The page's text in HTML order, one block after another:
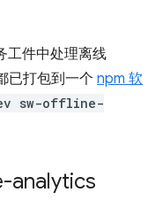
工件中处理离线
已打包到一个 npm 软
sw-offline-
analytics